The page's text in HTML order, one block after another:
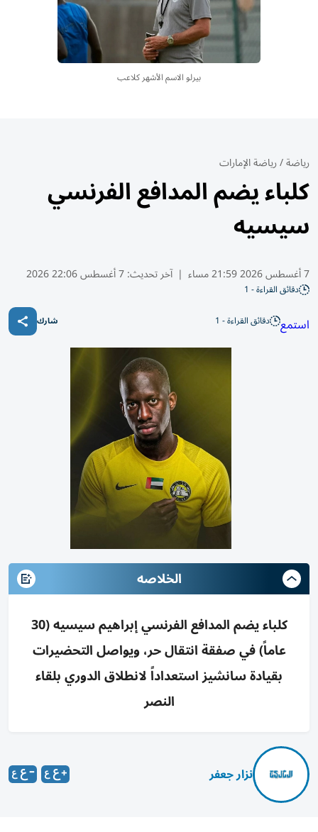
بيرلو الاسم الأشهر كلاعب
رياضة/رياضة الإمارات
كلباء يضم المدافع الفرنسي
سيسيه
7 أغسطس 2026 21:59 مساء | آخر تحديث:7 أغسطس 22:06 2026
دقائق القراءة - 1
استمع دقائق القراءة - 1 شارك
الخلاصه
كلباء يضم المدافع الفرنسي إبراهيم سيسيه (30
عاماً) في صفقة انتقال حر، ويواصل التحضيرات
بقيادة سانشيز استعداداً لانطلاق الدوري بلقاء
النصر
نزار جعفر